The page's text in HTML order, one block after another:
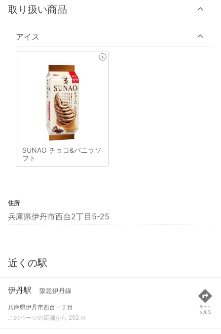
取り扱い商品
アイス
SUNAO チョコ&バニラソ
フト
住所
兵庫県伊丹市西台2丁目5-25
近くの駅
伊丹駅 阪急伊丹線
兵庫県伊丹市西台一丁目
このページの店舗から 292 m
ルート
を見る